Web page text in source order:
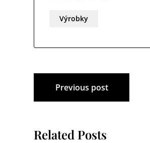
Výrobky
Navigace
pro
příspěvek
Previous post
Related Posts